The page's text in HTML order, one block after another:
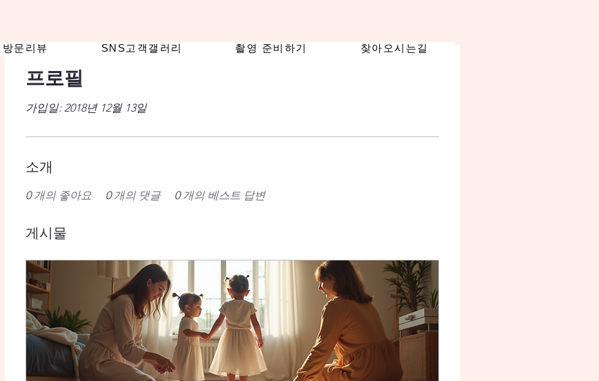
프로필
가입일: 2018년 12월 13일
소개
0 개의 좋아요 0 개의 댓글 0 개의 베스트 답변
게시물
방문리뷰 SNS고객갤러리 촬영 준비하기 찾아오시는길